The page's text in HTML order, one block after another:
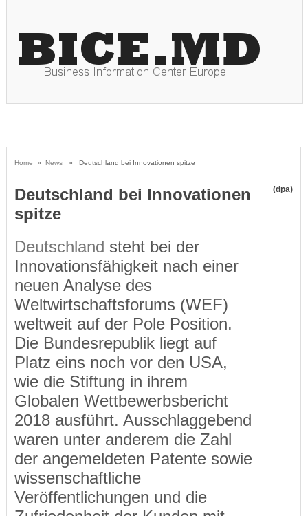
Home » News» Deutschland bei Innovationen spitze
Deutschland bei Innovationen
spitze
(dpa)
Deutschland steht bei der
Innovationsfähigkeit nach einer
neuen Analyse des
Weltwirtschaftsforums (WEF)
weltweit auf der Pole Position.
Die Bundesrepublik liegt auf
Platz eins noch vor den USA,
wie die Stiftung in ihrem
Globalen Wettbewerbsbericht
2018 ausführt. Ausschlaggebend
waren unter anderem die Zahl
der angemeldeten Patente sowie
wissenschaftliche
Veröffentlichungen und die